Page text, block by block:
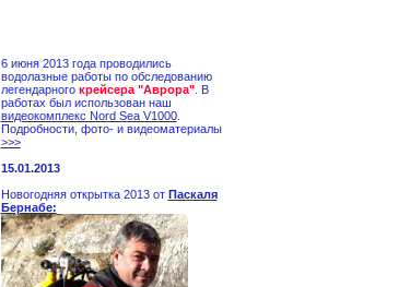
6 июня 2013 года проводились
водолазные работы по обследованию
легендарного крейсера "Аврора". В
работах был использован наш
видеокомплекс Nord Sea V1000.
Подробности, фото- и видеоматериалы
>>>
15.01.2013
Новогодняя открытка 2013 от Паскаля
Бернабе: